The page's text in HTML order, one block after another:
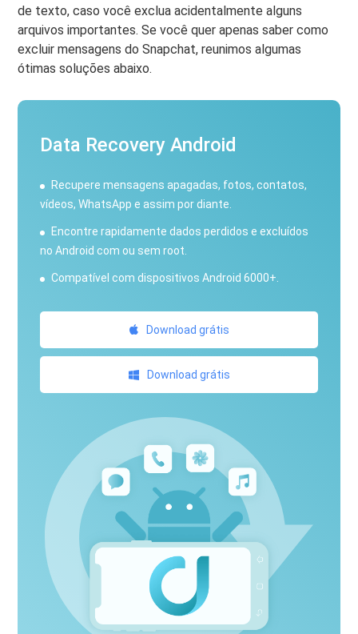
de texto, caso você exclua acidentalmente alguns
arquivos importantes. Se você quer apenas saber como
excluir mensagens do Snapchat, reunimos algumas
ótimas soluções abaixo.
Data Recovery Android
Recupere mensagens apagadas, fotos, contatos,
vídeos, WhatsApp e assim por diante.
Encontre rapidamente dados perdidos e excluídos
no Android com ou sem root.
Compatível com dispositivos Android 6000+.
Download grátis
Download grátis